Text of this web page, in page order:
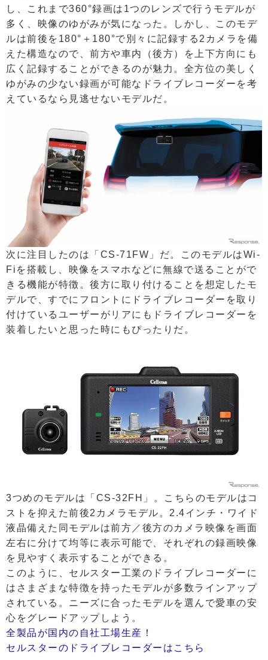
し、これまで360°録画は1つのレンズで行うモデルが
多く、映像のゆがみが気になった。しかし、このモデ
ルは前後を180°＋180°で別々に記録する2カメラを備
えた構造なので、前方や車内（後方）を上下方向にも
広く記録することができるのが魅力。全方位の美しく
ゆがみの少ない録画が可能なドライブレコーダーを考
えているなら見逃せないモデルだ。
次に注目したのは「CS-71FW」だ。このモデルはWi-
Fiを搭載し、映像をスマホなどに無線で送ることがで
きる機能が特徴。後方に取り付けることを想定したモ
デルで、すでにフロントにドライブレコーダーを取り
付けているユーザーがリアにもドライブレコーダーを
装着したいと思った時にもぴったりだ。
3つめのモデルは「CS-32FH」。こちらのモデルはコ
ストを抑えた前後2カメラモデル。2.4インチ・ワイド
液晶備えた同モデルは前方／後方のカメラ映像を画面
左右に分けて均等に表示可能で、それぞれの録画映像
を見やすく表示することができる。
このように、セルスター工業のドライブレコーダーに
はさまざまな特徴を持ったモデルが多数ラインアップ
されている。ニーズに合ったモデルを選んで愛車の安
心をグレードアップしよう。
全製品が国内の自社工場生産！
セルスターのドライブレコーダーはこちら